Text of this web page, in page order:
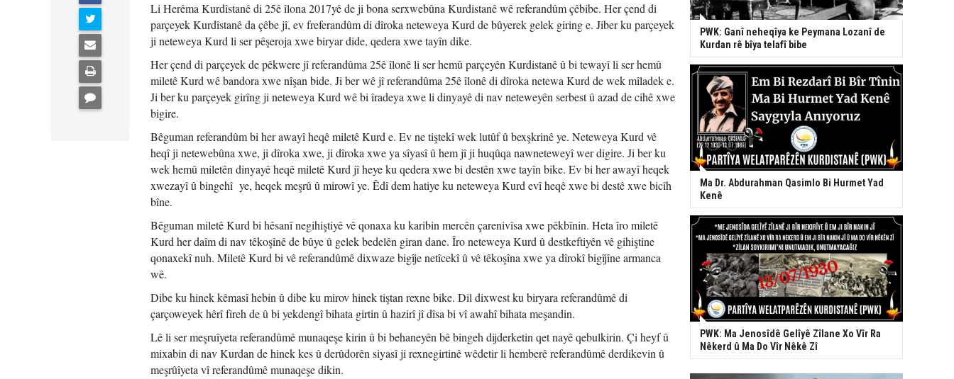
Li Herêma Kurdîstanê di 25ê îlona 2017yê de ji bona serxwebûna Kurdistanê wê referandûm çêbibe. Her çend di
parçeyek Kurdîstanê da çêbe jî, ev freferandûm di dîroka neteweya Kurd de bûyerek gelek giring e. Jiber ku parçeyek
ji neteweya Kurd li ser pêşeroja xwe biryar dide, qedera xwe tayîn dike.
Her çend di parçeyek de pêkwere jî referandûma 25ê îlonê li ser hemû parçeyên Kurdistanê û bi tewayî li ser hemû
miletê Kurd wê bandora xwe nîşan bide. Ji ber wê jî referandûma 25ê îlonê di dîroka netewa Kurd de wek mîladek e.
Ji ber ku parçeyek girîng ji neteweya Kurd wê bi îradeya xwe li dinyayê di nav neteweyên serbest û azad de cihê xwe
bigire.
Bêguman referandûm bi her awayî heqê miletê Kurd e. Ev ne tiştekî wek lutûf û bexşkrinê ye. Neteweya Kurd vê
heqî ji netewebûna xwe, ji dîroka xwe, ji dîroka xwe ya sîyasî û hem jî ji huqûqa nawneteweyî wer digire. Ji ber ku
wek hemû miletên dinyayê heqê miletê Kurd jî heye ku qedera xwe bi destên xwe tayîn bike. Ev bi her awayî heqek
xwezayî û bingehî ye, heqek meşrû û mirowî ye. Êdî dem hatiye ku neteweya Kurd evî heqê xwe bi destê xwe bicîh
bîne.
Bêguman miletê Kurd bi hêsanî negihiştiyê vê qonaxa ku karibin mercên çarenivîsa xwe pêkbînin. Heta îro miletê
Kurd her daîm di nav têkoşînê de bûye û gelek bedelên giran dane. Îro neteweya Kurd û destkeftiyên vê gihiştine
qonaxekî nuh. Miletê Kurd bi vê referandûmê dixwaze bigîje netîcekî û vê têkoşîna xwe ya dîrokî bigîjîne armanca
wê.
Dibe ku hinek kêmasî hebin û dibe ku mirov hinek tiştan rexne bike. Dil dixwest ku biryara referandûmê di
çarçoweyek hêrî fireh de û bi yekdengî bihata girtin û hazirî jî dîsa bi vî awahî bihata meşandin.
Lê li ser meşruîyeta referandûmê munaqeşe kirin û bi behaneyên bê bingeh dijderketin qet nayê qebulkirin. Çi heyf û
mixabin di nav Kurdan de hinek kes û derûdorên siyasî ji rexnegirtinê wêdetir li hemberê referandûmê derdikevin û
meşrûîyeta vî referandûmê munaqeşe dikin.
PWK: Ganî neheqîya ke Peymana Lozanî de
Kurdan rê bîya telafî bibe
Ma Dr. Abdurahman Qasimlo Bi Hurmet Yad
Kenê
PWK: Ma Jenosîdê Gelîyê Zîlane Xo Vîr Ra
Nêkerd û Ma Do Vîr Nêkê Zî